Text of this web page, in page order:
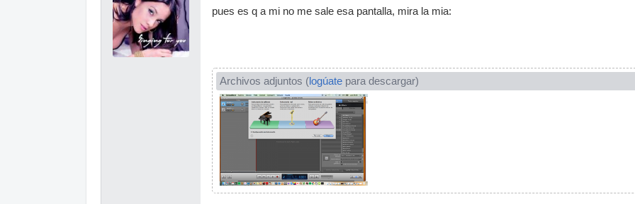
pues es q a mi no me sale esa pantalla, mira la mia:
Archivos adjuntos (logúate para descargar)